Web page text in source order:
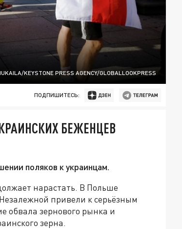
KEYSTONE PRESS AGENCY/GLOBALLOOKPRESS
ПОДПИШИТЕСЬ:
БЕЖЕНЦЕВ
поляков к украинцам.
нарастать. В Польше
привели к серьёзным
обвала зернового рынка и
зерна.